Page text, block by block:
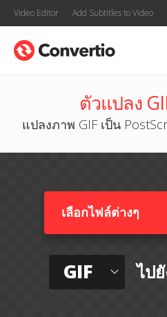
Video Editor Add Subtitles to Video
ตัวแปลง
แปลงภาพ GIF เป็น
เลือกไฟล์ต่างๆ​
GIF ไป